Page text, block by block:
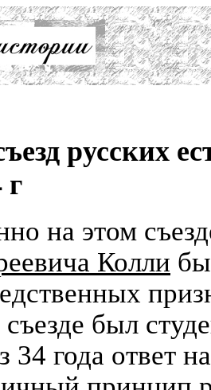
русских
г
на этом
Колли
съезде был
34 года ответ